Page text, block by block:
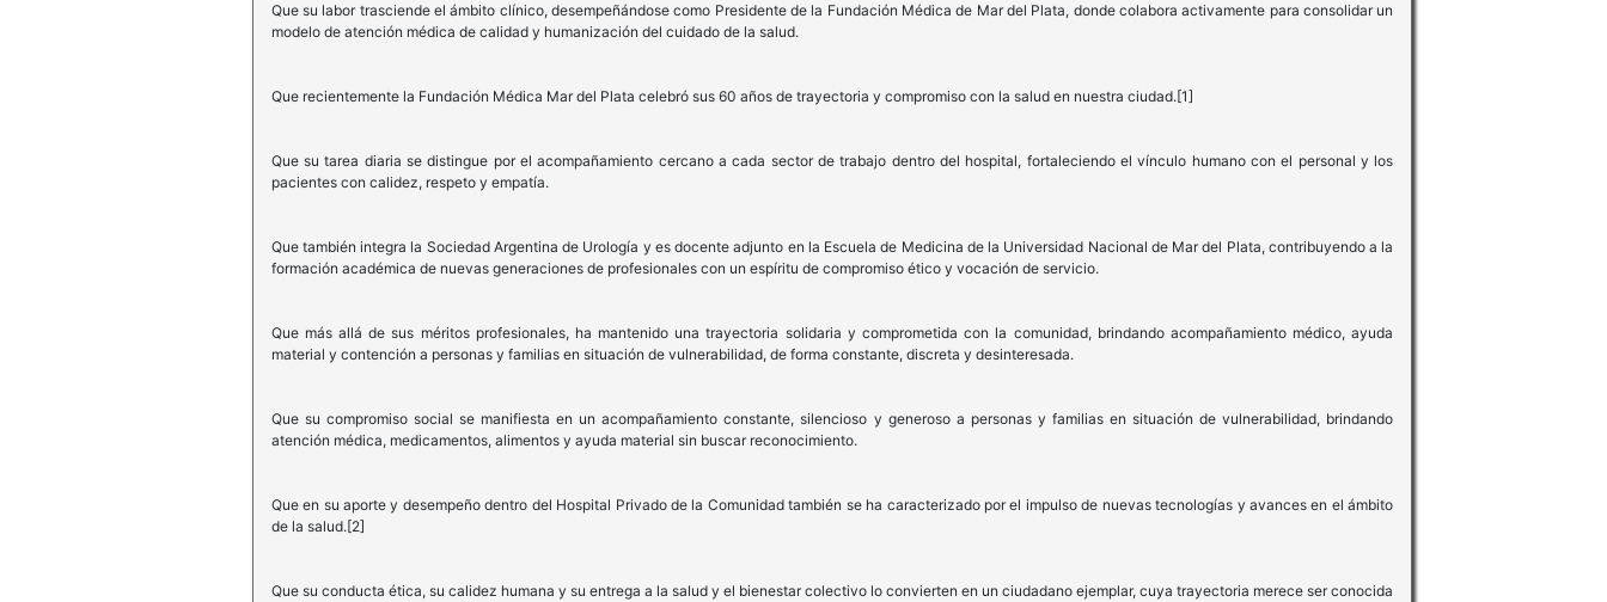
Que su labor trasciende el ámbito clínico, desempeñándose como Presidente de la Fundación Médica de Mar del Plata, donde colabora activamente para consolidar un
modelo de atención médica de calidad y humanización del cuidado de la salud.
Que recientemente la Fundación Médica Mar del Plata celebró sus 60 años de trayectoria y compromiso con la salud en nuestra ciudad.[1]
Que su tarea diaria se distingue por el acompañamiento cercano a cada sector de trabajo dentro del hospital, fortaleciendo el vínculo humano con el personal y los
pacientes con calidez, respeto y empatía.
Que también integra la Sociedad Argentina de Urología y es docente adjunto en la Escuela de Medicina de la Universidad Nacional de Mar del Plata, contribuyendo a la
formación académica de nuevas generaciones de profesionales con un espíritu de compromiso ético y vocación de servicio.
Que más allá de sus méritos profesionales, ha mantenido una trayectoria solidaria y comprometida con la comunidad, brindando acompañamiento médico, ayuda
material y contención a personas y familias en situación de vulnerabilidad, de forma constante, discreta y desinteresada.
Que su compromiso social se manifiesta en un acompañamiento constante, silencioso y generoso a personas y familias en situación de vulnerabilidad, brindando
atención médica, medicamentos, alimentos y ayuda material sin buscar reconocimiento.
Que en su aporte y desempeño dentro del Hospital Privado de la Comunidad también se ha caracterizado por el impulso de nuevas tecnologías y avances en el ámbito
de la salud.[2]
Que su conducta ética, su calidez humana y su entrega a la salud y el bienestar colectivo lo convierten en un ciudadano ejemplar, cuya trayectoria merece ser conocida